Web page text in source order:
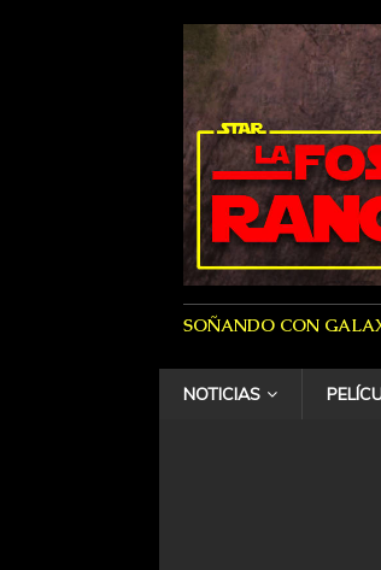
SOÑANDO CON
NOTICIAS